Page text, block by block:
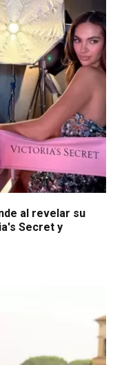
al revelar su
Secret y